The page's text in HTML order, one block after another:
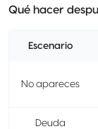
Qué hacer
Escenario
No apareces
Deuda